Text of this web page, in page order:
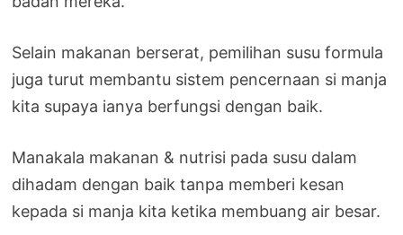
Selain makanan berserat, pemilihan susu formula
juga turut membantu sistem pencernaan si manja
kita supaya ianya berfungsi dengan baik.
Manakala makanan & nutrisi pada susu dalam
dihadam dengan baik tanpa memberi kesan
kepada si manja kita ketika membuang air besar.